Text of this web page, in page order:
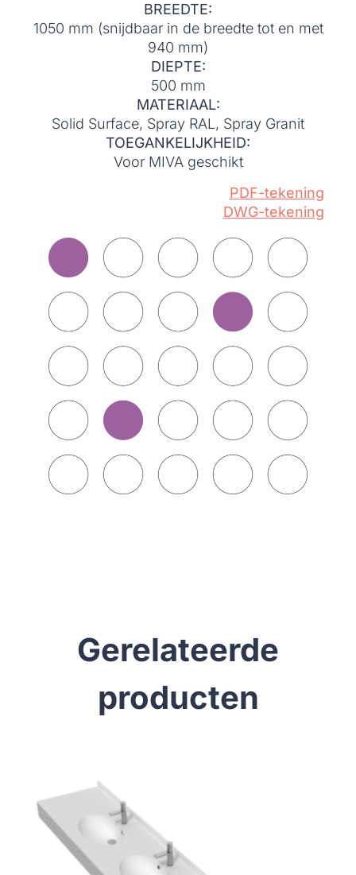
BREEDTE:
1050 mm (snijdbaar in de breedte tot en met
940 mm)
DIEPTE:
500 mm
MATERIAAL:
Solid Surface, Spray RAL, Spray Granit
TOEGANKELIJKHEID:
Voor MIVA geschikt
PDF-tekening
DWG-tekening
Gerelateerde
producten